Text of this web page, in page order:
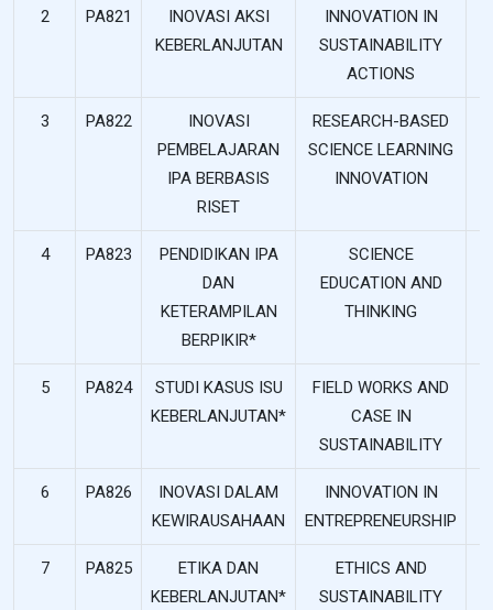
2 PA821
INOVASI AKSI
KEBERLANJUTAN
INNOVATION IN
SUSTAINABILITY
ACTIONS
3 PA822
INOVASI
PEMBELAJARAN
IPA BERBASIS
RISET
RESEARCH-BASED
SCIENCE LEARNING
INNOVATION
4 PA823
PENDIDIKAN IPA
DAN
KETERAMPILAN
BERPIKIR*
SCIENCE
EDUCATION AND
THINKING
5 PA824
STUDI KASUS ISU
KEBERLANJUTAN*
FIELD WORKS AND
CASE IN
SUSTAINABILITY
6 PA826
INOVASI DALAM
KEWIRAUSAHAAN
INNOVATION IN
ENTREPRENEURSHIP
7 PA825
ETIKA DAN
KEBERLANJUTAN*
ETHICS AND
SUSTAINABILITY